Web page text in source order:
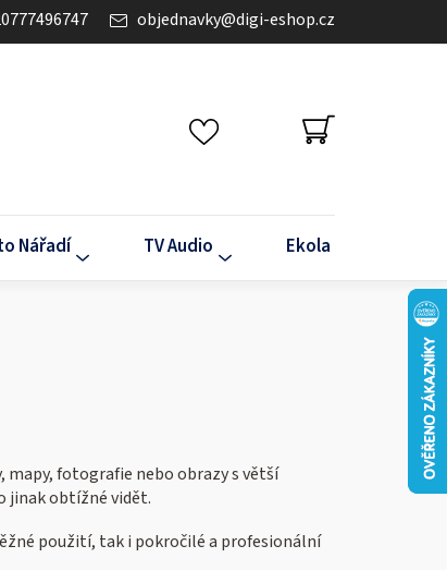
objednavky@digi-eshop.cz
NÁKUPNÍ
KOŠÍK
Nářadí TV Audio Ekola
fotografie nebo obrazy s větší
jinak obtížné vidět.
použití, tak i pokročilé a profesionální